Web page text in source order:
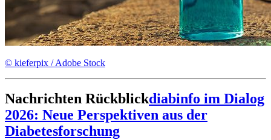
© kieferpix / Adobe Stock
Nachrichten Rückblickdiabinfo im Dialog
2026: Neue Perspektiven aus der
Diabetesforschung